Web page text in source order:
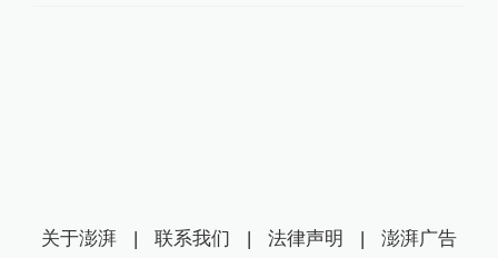
关于澎湃 | 联系我们 | 法律声明 | 澎湃广告